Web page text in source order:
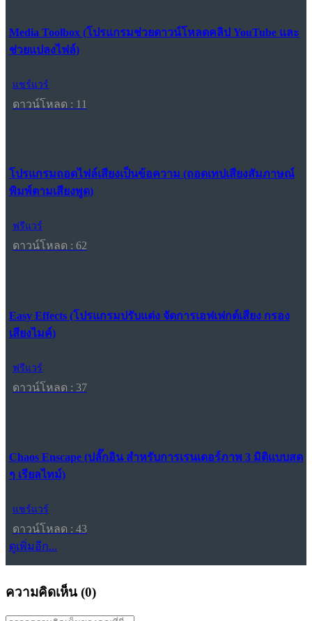
Media Toolbox (โปรแกรมช่วยดาวน์โหลดคลิป YouTube และ
ช่วยแปลงไฟล์)
แชร์แวร์
ดาวน์โหลด : 11
โปรแกรมถอดไฟล์เสียงเป็นข้อความ (ถอดเทปเสียงสัมภาษณ์
พิมพ์ตามเสียงพูด)
ฟรีแวร์
ดาวน์โหลด : 62
Easy Effects (โปรแกรมปรับแต่ง จัดการเอฟเฟกต์เสียง กรอง
เสียงไมค์)
ฟรีแวร์
ดาวน์โหลด : 37
Chaos Enscape (ปลั๊กอิน สำหรับการเรนเดอร์ภาพ 3 มิติแบบสด
ๆ เรียลไทม์)
แชร์แวร์
ดาวน์โหลด : 43
ดูเพิ่มอีก...
ความคิดเห็น (0)